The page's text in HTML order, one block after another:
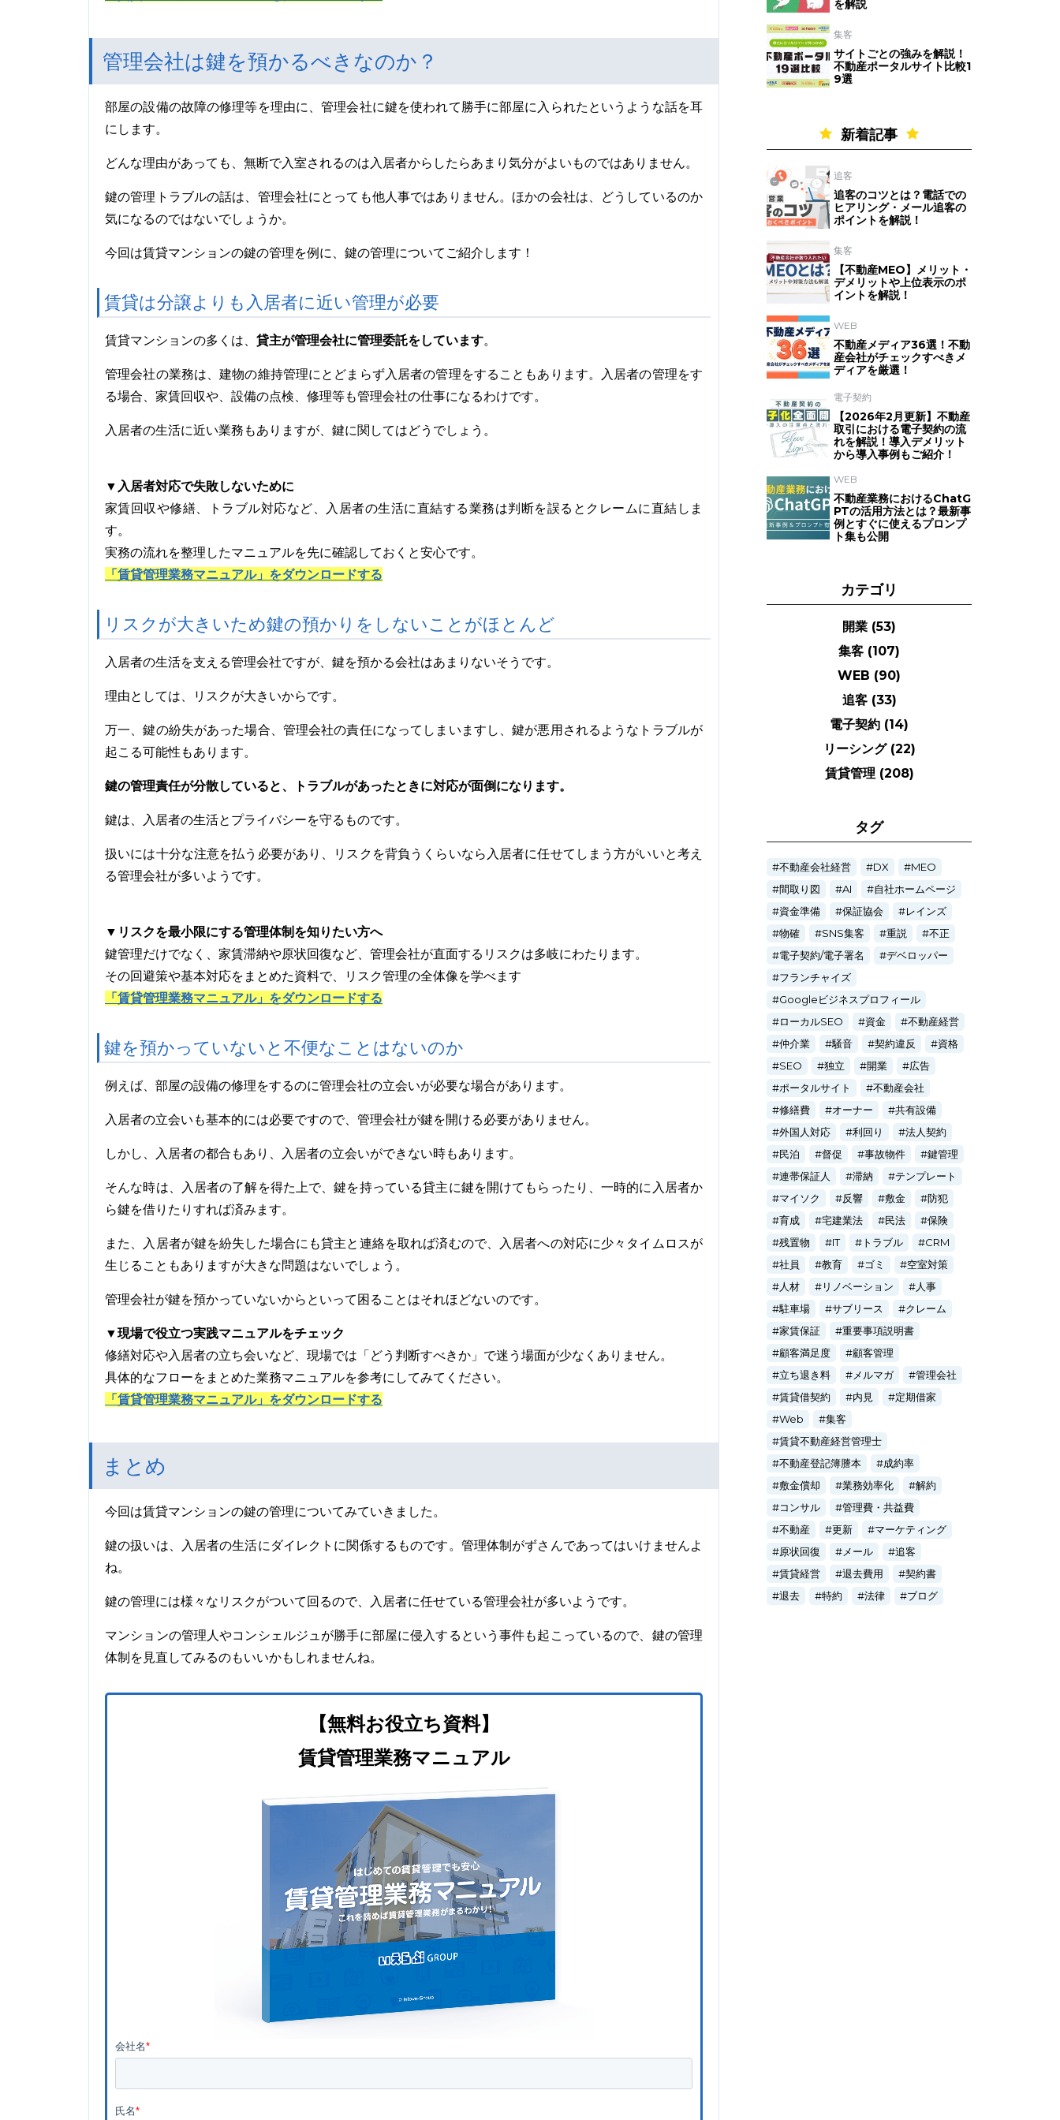
管理会社は鍵を預かるべきなのか？
部屋の設備の故障の修理等を理由に、管理会社に鍵を使われて勝手に部屋に入られたというような話を耳
にします。
どんな理由があっても、無断で入室されるのは入居者からしたらあまり気分がよいものではありません。
鍵の管理トラブルの話は、管理会社にとっても他人事ではありません。ほかの会社は、どうしているのか
気になるのではないでしょうか。
今回は賃貸マンションの鍵の管理を例に、鍵の管理についてご紹介します！
賃貸は分譲よりも入居者に近い管理が必要
賃貸マンションの多くは、 貸主が管理会社に管理委託をしています。
管理会社の業務は、建物の維持管理にとどまらず入居者の管理をすることもあります。入居者の管理をす
る場合、家賃回収や、設備の点検、修理等も管理会社の仕事になるわけです。
入居者の生活に近い業務もありますが、鍵に関してはどうでしょう。
▼入居者対応で失敗しないために
家賃回収や修繕、トラブル対応など、入居者の生活に直結する業務は判断を誤るとクレームに直結しま
す。
実務の流れを整理したマニュアルを先に確認しておくと安心です。
「賃貸管理業務マニュアル」をダウンロードする
リスクが大きいため鍵の預かりをしないことがほとんど
入居者の生活を支える管理会社ですが、鍵を預かる会社はあまりないそうです。
理由としては、リスクが大きいからです。
万一、鍵の紛失があった場合、管理会社の責任になってしまいますし、鍵が悪用されるようなトラブルが
起こる可能性もあります。
鍵の管理責任が分散していると、トラブルがあったときに対応が面倒になります。
鍵は、入居者の生活とプライバシーを守るものです。
扱いには十分な注意を払う必要があり、リスクを背負うくらいなら入居者に任せてしまう方がいいと考え
る管理会社が多いようです。
▼リスクを最小限にする管理体制を知りたい方へ
鍵管理だけでなく、家賃滞納や原状回復など、管理会社が直面するリスクは多岐にわたります。
その回避策や基本対応をまとめた資料で、リスク管理の全体像を学べます
「賃貸管理業務マニュアル」をダウンロードする
鍵を預かっていないと不便なことはないのか
例えば、部屋の設備の修理をするのに管理会社の立会いが必要な場合があります。
入居者の立会いも基本的には必要ですので、管理会社が鍵を開ける必要がありません。
しかし、入居者の都合もあり、入居者の立会いができない時もあります。
そんな時は、入居者の了解を得た上で、鍵を持っている貸主に鍵を開けてもらったり、一時的に入居者か
ら鍵を借りたりすれば済みます。
また、入居者が鍵を紛失した場合にも貸主と連絡を取れば済むので、入居者への対応に少々タイムロスが
生じることもありますが大きな問題はないでしょう。
管理会社が鍵を預かっていないからといって困ることはそれほどないのです。
▼現場で役立つ実践マニュアルをチェック
修繕対応や入居者の立ち会いなど、現場では「どう判断すべきか」で迷う場面が少なくありません。
具体的なフローをまとめた業務マニュアルを参考にしてみてください。
「賃貸管理業務マニュアル」をダウンロードする
まとめ
今回は賃貸マンションの鍵の管理についてみていきました。
鍵の扱いは、入居者の生活にダイレクトに関係するものです。管理体制がずさんであってはいけませんよ
ね。
鍵の管理には様々なリスクがついて回るので、入居者に任せている管理会社が多いようです。
マンションの管理人やコンシェルジュが勝手に部屋に侵入するという事件も起こっているので、鍵の管理
体制を見直してみるのもいいかもしれませんね。
【無料お役立ち資料】
賃貸管理業務マニュアル
を解説
集客
サイトごとの強みを解説！
不動産ポータルサイト比較1
9選
新着記事
追客
追客のコツとは？電話での
ヒアリング・メール追客の
ポイントを解説！
集客
【不動産MEO】メリット・
デメリットや上位表示のポ
イントを解説！
WEB
不動産メディア36選！不動
産会社がチェックすべきメ
ディアを厳選！
電子契約
【2026年2月更新】不動産
取引における電子契約の流
れを解説！導入デメリット
から導入事例もご紹介！
WEB
不動産業務におけるChatG
PTの活用方法とは？最新事
例とすぐに使えるプロンプ
ト集も公開
カテゴリ
開業 (53)
集客 (107)
WEB (90)
追客 (33)
電子契約 (14)
リーシング (22)
賃貸管理 (208)
タグ
不動産会社経営 DX
MEO
間取り図
AI
自社ホームページ
資金準備
保証協会
レインズ
物確
SNS集客 重説
不正
電子契約/電子署名
デベロッパー
フランチャイズ
Googleビジネスプロフィール
ローカルSEO
資金
不動産経営
仲介業
騒音 契約違反
資格
SEO
独立 開業
広告
ポータルサイト
不動産会社
修繕費
オーナー
共有設備
外国人対応
利回り
法人契約
民泊
督促 事故物件
鍵管理
連帯保証人
滞納
テンプレート
マイソク
反響 敷金
防犯
育成
宅建業法 民法
保険
残置物
IT トラブル
CRM
社員
教育 ゴミ
空室対策
人材
リノベーション
人事
駐車場
サブリース
クレーム
家賃保証
重要事項説明書
顧客満足度
顧客管理
立ち退き料
メルマガ
管理会社
賃貸借契約
内見
定期借家
Web
集客
賃貸不動産経営管理士
不動産登記簿謄本
成約率
敷金償却
業務効率化
解約
コンサル
管理費・共益費
不動産
更新
マーケティング
原状回復
メール
追客
賃貸経営
退去費用
契約書
退去
特約 法律 ブログ